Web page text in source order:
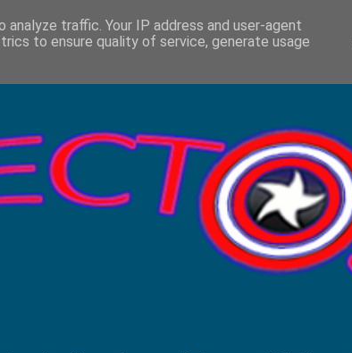
traffic. Your IP address and user-agent
to ensure quality of service, generate usage